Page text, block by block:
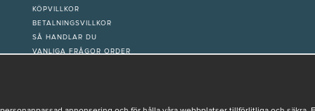
KÖPVILLKOR
BETALNINGSVILLKOR
SÅ HANDLAR DU
VANLIGA FRÅGOR ORDER
COOKIE-INSTÄLLNINGAR